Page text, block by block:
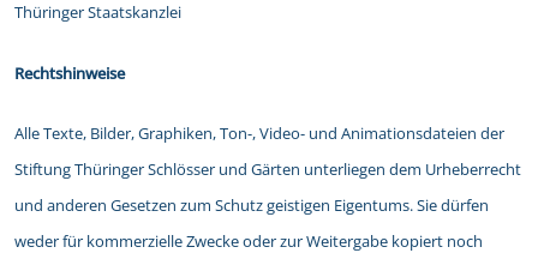
Thüringer Staatskanzlei
Rechtshinweise
Alle Texte, Bilder, Graphiken, Ton-, Video- und Animationsdateien der
Stiftung Thüringer Schlösser und Gärten unterliegen dem Urheberrecht
und anderen Gesetzen zum Schutz geistigen Eigentums. Sie dürfen
weder für kommerzielle Zwecke oder zur Weitergabe kopiert noch